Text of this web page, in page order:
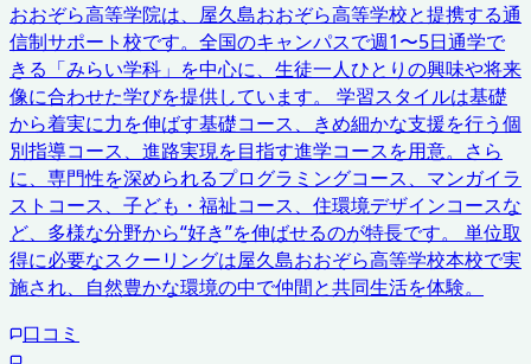
おおぞら高等学院は、屋久島おおぞら高等学校と提携する通
信制サポート校です。全国のキャンパスで週1〜5日通学で
きる「みらい学科」を中心に、生徒一人ひとりの興味や将来
像に合わせた学びを提供しています。 学習スタイルは基礎
から着実に力を伸ばす基礎コース、きめ細かな支援を行う個
別指導コース、進路実現を目指す進学コースを用意。さら
に、専門性を深められるプログラミングコース、マンガイラ
ストコース、子ども・福祉コース、住環境デザインコースな
ど、多様な分野から“好き”を伸ばせるのが特長です。 単位取
得に必要なスクーリングは屋久島おおぞら高等学校本校で実
施され、自然豊かな環境の中で仲間と共同生活を体験。
口コミ